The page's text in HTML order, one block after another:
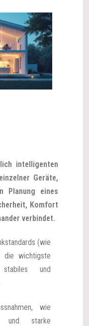
intelligenten
Geräte,
Planung eines
Komfort
verbindet.
(wie
wichtigste
und
wie
und starke